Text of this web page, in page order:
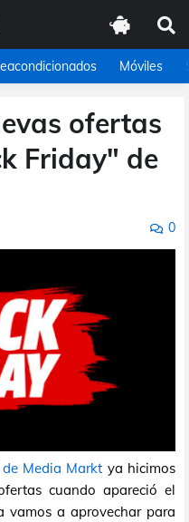
Móviles
ofertas
Friday" de
0
Media Markt ya hicimos
cuando apareció el
vamos a aprovechar para